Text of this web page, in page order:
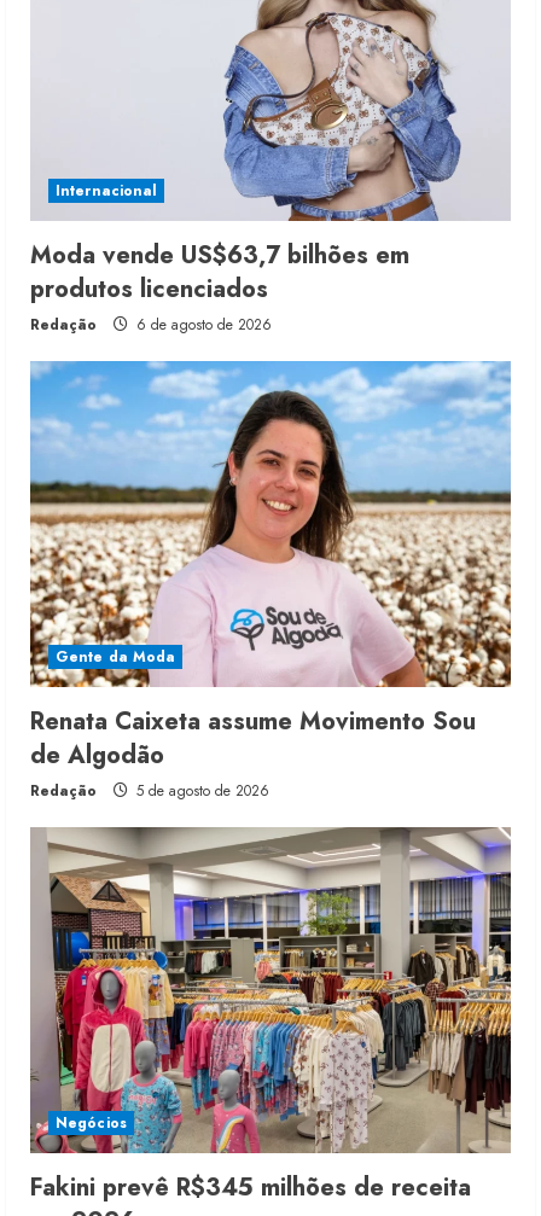
Internacional
Moda vende US$63,7 bilhões em
produtos licenciados
Redação 6 de agosto de 2026
Gente da Moda
Renata Caixeta assume Movimento Sou
de Algodão
Redação 5 de agosto de 2026
Negócios
Fakini prevê R$345 milhões de receita